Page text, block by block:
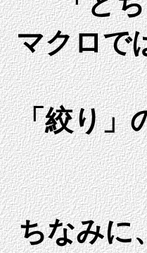
マクロで
「絞り」
ちなみに